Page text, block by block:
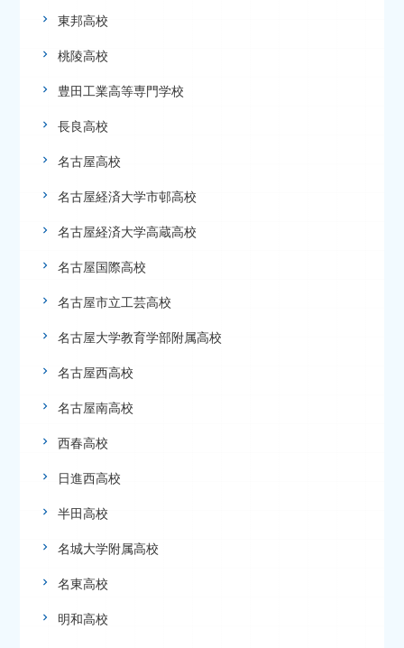
東邦高校
桃陵高校
豊田工業高等専門学校
長良高校
名古屋高校
名古屋経済大学市邨高校
名古屋経済大学高蔵高校
名古屋国際高校
名古屋市立工芸高校
名古屋大学教育学部附属高校
名古屋西高校
名古屋南高校
西春高校
日進西高校
半田高校
名城大学附属高校
名東高校
明和高校